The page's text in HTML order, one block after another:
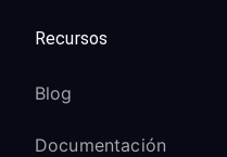
Recursos
Blog
Documentación